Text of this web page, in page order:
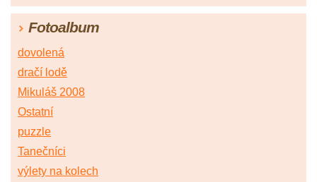
Fotoalbum
dovolená
dračí lodě
Mikuláš 2008
Ostatní
puzzle
Tanečníci
výlety na kolech